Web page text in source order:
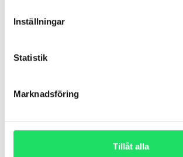
Inställningar
Statistik
Marknadsföring
Tillåt alla
både pulshöjning och
återhämtning